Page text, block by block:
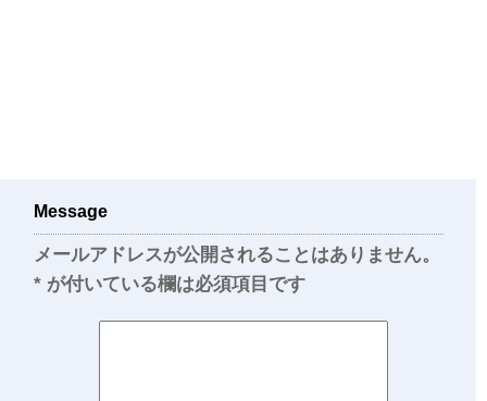
Message
メールアドレスが公開されることはありません。
* が付いている欄は必須項目です